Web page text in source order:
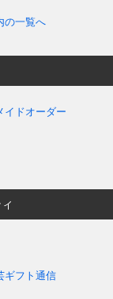
の一覧へ
イドオーダー
ギフト通信